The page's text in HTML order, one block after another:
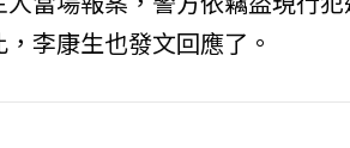
李康生也發文回應了。